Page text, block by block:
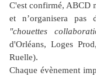
C'est confirmé, ABCD
et n’organisera pas
"chouettes
d'Orléans, Loges
Ruelle).
Chaque évènement